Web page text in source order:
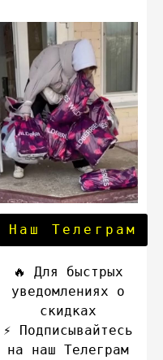
Наш Телеграм
🔥 Для быстрых
уведомлениях о
скидках
⚡️ Подписывайтесь
на наш Телеграм